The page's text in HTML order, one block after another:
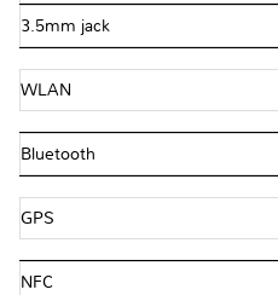
3.5mm jack
WLAN
Bluetooth
GPS
NFC